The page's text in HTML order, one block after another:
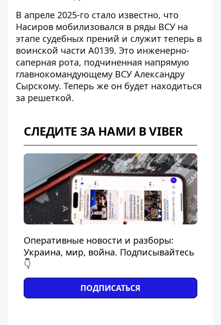
В апреле 2025-го стало известно, что
Насиров мобилизовался в ряды ВСУ на
этапе судебных прений и служит теперь в
воинской части А0139. Это инженерно-
саперная рота, подчиненная напрямую
главнокомандующему ВСУ Александру
Сырскому. Теперь же он будет находиться
за решеткой.
СЛЕДИТЕ ЗА НАМИ В VIBER
Оперативные новости и разборы:
Украина, мир, война. Подписывайтесь
👇
ПОДПИСАТЬСЯ